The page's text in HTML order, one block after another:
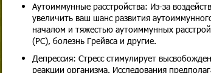
Аутоиммунные расстройства: Из-за
увеличить ваш шанс развития
началом и тяжестью аутоиммунных
(РС), болезнь Грейвса и другие.
Депрессия: Стресс стимулирует
реакции организма. Исследования